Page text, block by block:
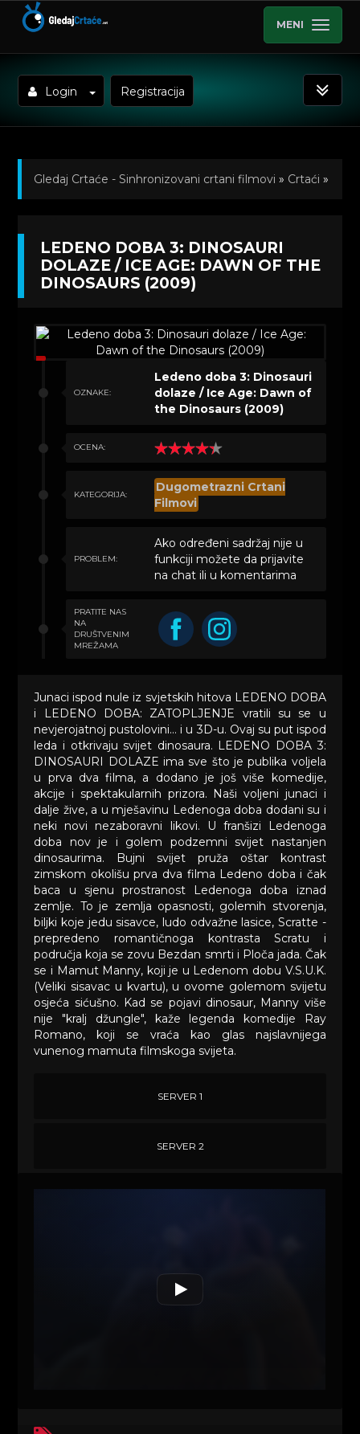
MENI
Login Registracija
Gledaj Crtaće - Sinhronizovani crtani filmovi » Crtaći »
Dinosauri dolaze / Ice Age: Dawn of the Dinosaurs
LEDENO DOBA 3: DINOSAURI
DOLAZE / ICE AGE: DAWN OF THE
DINOSAURS (2009)
OZNAKE:
Ledeno doba 3: Dinosauri
dolaze / Ice Age: Dawn of
the Dinosaurs (2009)
OCENA:
KATEGORIJA:
Dugometrazni Crtani
Filmovi
PROBLEM:
Ako određeni sadržaj nije u
funkciji možete da prijavite
na chat ili u komentarima
PRATITE NAS
NA
DRUŠTVENIM
MREŽAMA
Junaci ispod nule iz svjetskih hitova LEDENO DOBA
i LEDENO DOBA: ZATOPLJENJE vratili su se u
nevjerojatnoj pustolovini… i u 3D-u. Ovaj su put ispod
leda i otkrivaju svijet dinosaura. LEDENO DOBA 3:
DINOSAURI DOLAZE ima sve što je publika voljela
u prva dva filma, a dodano je još više komedije,
akcije i spektakularnih prizora. Naši voljeni junaci i
dalje žive, a u mješavinu Ledenoga doba dodani su i
neki novi nezaboravni likovi. U franšizi Ledenoga
doba nov je i golem podzemni svijet nastanjen
dinosaurima. Bujni svijet pruža oštar kontrast
zimskom okolišu prva dva filma Ledeno doba i čak
baca u sjenu prostranost Ledenoga doba iznad
zemlje. To je zemlja opasnosti, golemih stvorenja,
biljki koje jedu sisavce, ludo odvažne lasice, Scratte -
prepredeno romantičnoga kontrasta Scratu i
područja koja se zovu Bezdan smrti i Ploča jada. Čak
se i Mamut Manny, koji je u Ledenom dobu V.S.U.K.
(Veliki sisavac u kvartu), u ovome golemom svijetu
osjeća sićušno. Kad se pojavi dinosaur, Manny više
nije "kralj džungle", kaže legenda komedije Ray
Romano, koji se vraća kao glas najslavnijega
vunenog mamuta filmskoga svijeta.
SERVER 1
SERVER 2